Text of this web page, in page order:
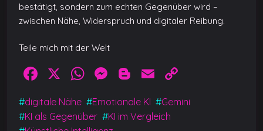
bestätigt, sondern zum echten Gegenüber wird –
zwischen Nähe, Widerspruch und digitaler Reibung.
Teile mich mit der Welt
F
a
c
X
W
h
at
M
e
ss
Bl
o
g
E
m
ai
o
p
#digitale Nähe #Emotionale KI #Gemini
#KI als Gegenüber #KI im Vergleich